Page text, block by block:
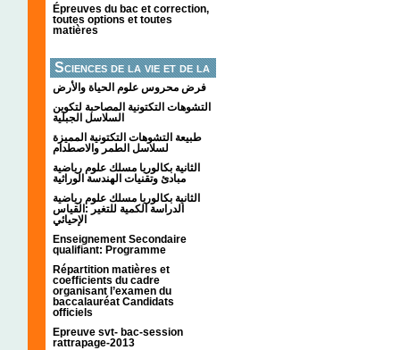
Épreuves du bac et correction,
toutes options et toutes
matières
Sciences de la vie et de la
terre
فرض محروس علوم الحياة والأرض
التشوهات التكتونیة المصاحبة لتكوین
السلاسل الجبلیة
طبيعة التشوهات التكتونية المميزة
لسلاسل الطمر والاصطدام
الثانية بكالوريا مسلك علوم رياضية
مبادئ وتقنيات الهندسة الوراثية
الثانية بكالوريا مسلك علوم رياضية
الدراسة الكمية للتغير :القياس
الإحيائي
Enseignement Secondaire
qualifiant: Programme
Répartition matières et
coefficients du cadre
organisant l’examen du
baccalauréat Candidats
officiels
Epreuve svt- bac-session
rattrapage-2013